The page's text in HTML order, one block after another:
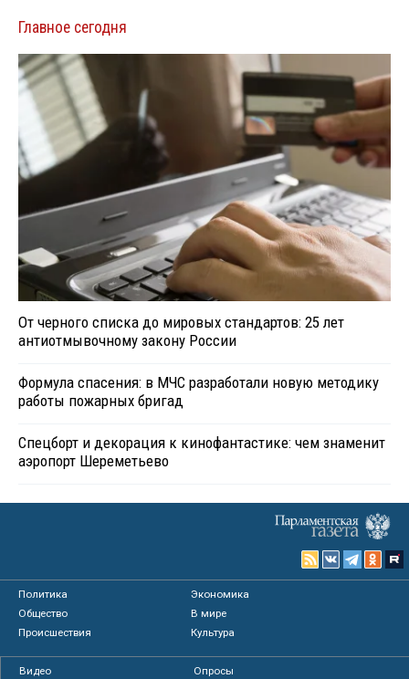
Главное сегодня
От черного списка до мировых стандартов: 25 лет
антиотмывочному закону России
Формула спасения: в МЧС разработали новую методику
работы пожарных бригад
Спецборт и декорация к кинофантастике: чем знаменит
аэропорт Шереметьево
Политика
Экономика
Общество
В мире
Происшествия
Культура
Видео
Опросы